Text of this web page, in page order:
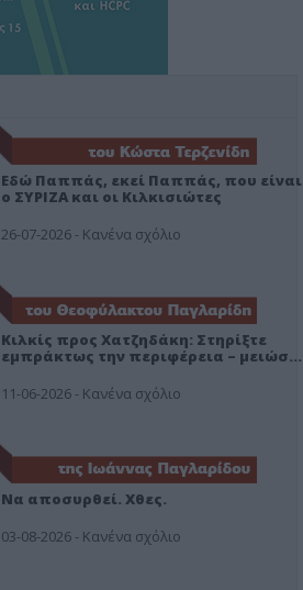
Εδώ Παππάς, εκεί Παππάς, που είναι
ο ΣΥΡΙΖΑ και οι Κιλκισιώτες
26-07-2026 - Κανένα σχόλιο
Κιλκίς προς Χατζηδάκη: Στηρίξτε
εμπράκτως την περιφέρεια – μειώσ…
11-06-2026 - Κανένα σχόλιο
Να αποσυρθεί. Χθες.
03-08-2026 - Κανένα σχόλιο